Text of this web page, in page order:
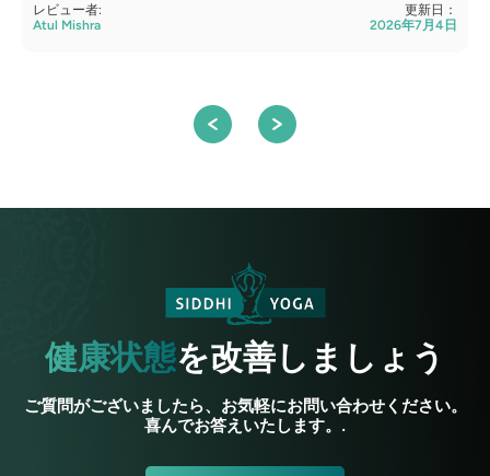
レビュー者:
Atul Mishra
更新日：
2026年7月4日
健康状態を改善しましょう
ご質問がございましたら、お気軽にお問い合わせください。
喜んでお答えいたします。.